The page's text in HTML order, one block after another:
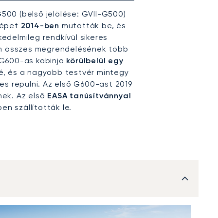
(belső jelölése: GVII-G500)
2014-ben mutatták be, és
rendkívül sikeres
összes megrendelésének több
as kabinja körülbelül egy
és a nagyobb testvér mintegy
repülni. Az első G600-ast 2019
Az első EASA tanúsítvánnyal
szállították le.